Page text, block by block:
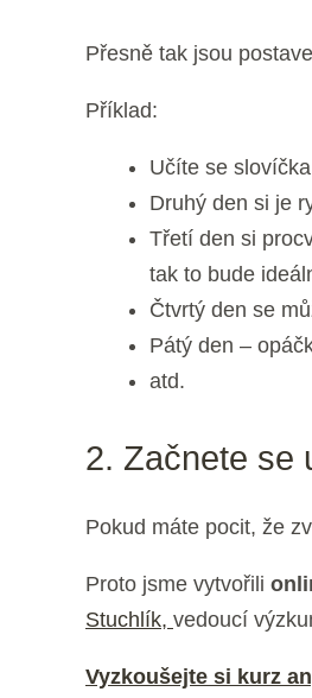
Přesně tak jsou
Příklad:
Učíte se slovíčka
Druhý den si je
Třetí den si
tak to bude
Čtvrtý den se
Pátý den –
atd.
2. Začnete se
Pokud máte pocit, že
Proto jsme vytvořili
Stuchlík, vedoucí
Vyzkoušejte si kurz